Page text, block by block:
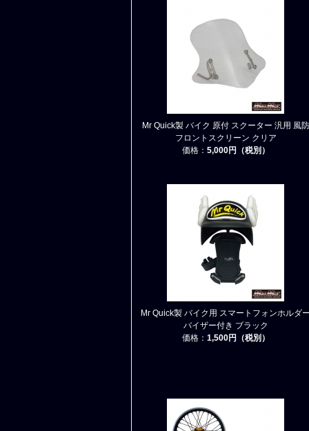
Mr Quick製 バイク 原付 スクーター 汎用 風防
フロントスクリーン クリア
価格： 5,000円（税別）
Mr Quick製 バイク用 スマートフォンホルダ
バイザー付き ブラック
価格： 1,500円（税別）